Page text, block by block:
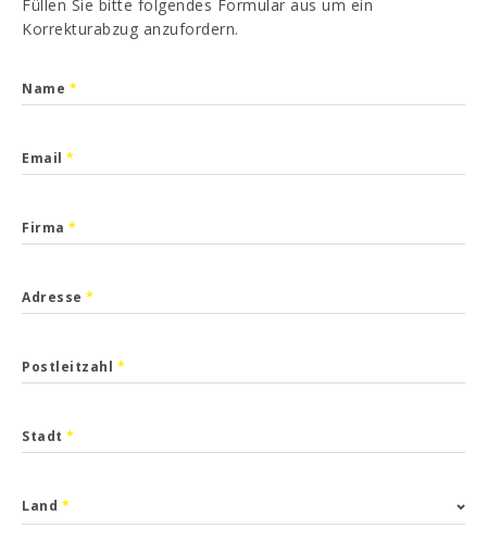
Füllen Sie bitte folgendes Formular aus um ein
Korrekturabzug anzufordern.
Name *
Email *
Firma *
Adresse *
Postleitzahl *
Stadt *
Land *